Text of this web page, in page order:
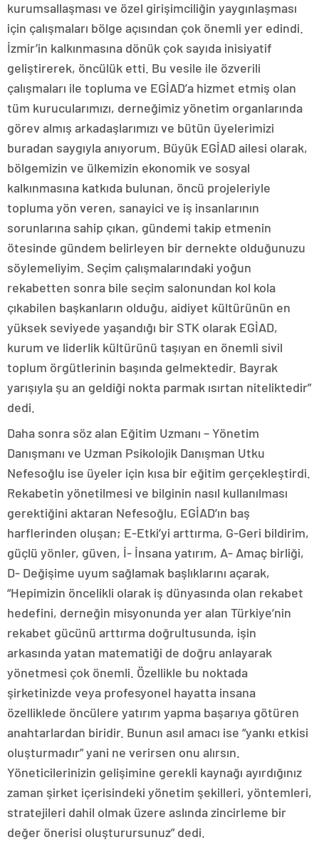
kurumsallaşması ve özel girişimciliğin yaygınlaşması
için çalışmaları bölge açısından çok önemli yer edindi.
İzmir’in kalkınmasına dönük çok sayıda inisiyatif
geliştirerek, öncülük etti. Bu vesile ile özverili
çalışmaları ile topluma ve EGİAD’a hizmet etmiş olan
tüm kurucularımızı, derneğimiz yönetim organlarında
görev almış arkadaşlarımızı ve bütün üyelerimizi
buradan saygıyla anıyorum. Büyük EGİAD ailesi olarak,
bölgemizin ve ülkemizin ekonomik ve sosyal
kalkınmasına katkıda bulunan, öncü projeleriyle
topluma yön veren, sanayici ve iş insanlarının
sorunlarına sahip çıkan, gündemi takip etmenin
ötesinde gündem belirleyen bir dernekte olduğunuzu
söylemeliyim. Seçim çalışmalarındaki yoğun
rekabetten sonra bile seçim salonundan kol kola
çıkabilen başkanların olduğu, aidiyet kültürünün en
yüksek seviyede yaşandığı bir STK olarak EGİAD,
kurum ve liderlik kültürünü taşıyan en önemli sivil
toplum örgütlerinin başında gelmektedir. Bayrak
yarışıyla şu an geldiği nokta parmak ısırtan niteliktedir”
dedi.
Daha sonra söz alan Eğitim Uzmanı – Yönetim
Danışmanı ve Uzman Psikolojik Danışman Utku
Nefesoğlu ise üyeler için kısa bir eğitim gerçekleştirdi.
Rekabetin yönetilmesi ve bilginin nasıl kullanılması
gerektiğini aktaran Nefesoğlu, EGİAD’ın baş
harflerinden oluşan; E-Etki’yi arttırma, G-Geri bildirim,
güçlü yönler, güven, İ- İnsana yatırım, A- Amaç birliği,
D- Değişime uyum sağlamak başlıklarını açarak,
“Hepimizin öncelikli olarak iş dünyasında olan rekabet
hedefini, derneğin misyonunda yer alan Türkiye’nin
rekabet gücünü arttırma doğrultusunda, işin
arkasında yatan matematiği de doğru anlayarak
yönetmesi çok önemli. Özellikle bu noktada
şirketinizde veya profesyonel hayatta insana
özelliklede öncülere yatırım yapma başarıya götüren
anahtarlardan biridir. Bunun asıl amacı ise “yankı etkisi
oluşturmadır” yani ne verirsen onu alırsın.
Yöneticilerinizin gelişimine gerekli kaynağı ayırdığınız
zaman şirket içerisindeki yönetim şekilleri, yöntemleri,
stratejileri dahil olmak üzere aslında zincirleme bir
değer önerisi oluşturursunuz” dedi.